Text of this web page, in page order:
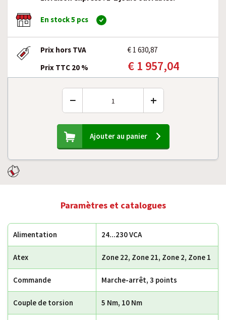
En stock 5 pcs
Prix hors TVA
€ 1 630,87
Prix TTC 20 %
€ 1 957,04
− +
Ajouter au panier
Paramètres et catalogues
Alimentation 24...230 VCA
Atex Zone 22, Zone 21, Zone 2, Zone 1
Commande Marche-arrêt, 3 points
Couple de torsion 5 Nm, 10 Nm